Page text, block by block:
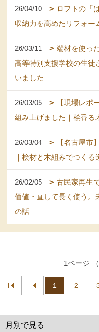
26/04/10
ロフトの「
収納力を高めたリフォー
26/03/11
端材を使っ
高等特別支援学校の生徒
いました
26/03/05
【現場レポ
組み上げました｜桧香る
26/03/04
【名古屋市
｜桧材と木組みでつくる
26/02/05
古民家再生
価値・直して長く使う。
の話
1ページ
1 2 3